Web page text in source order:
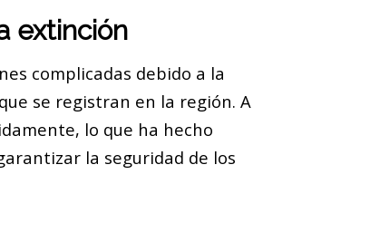
extinción
complicadas debido a la
se registran en la región. A
lo que ha hecho
la seguridad de los